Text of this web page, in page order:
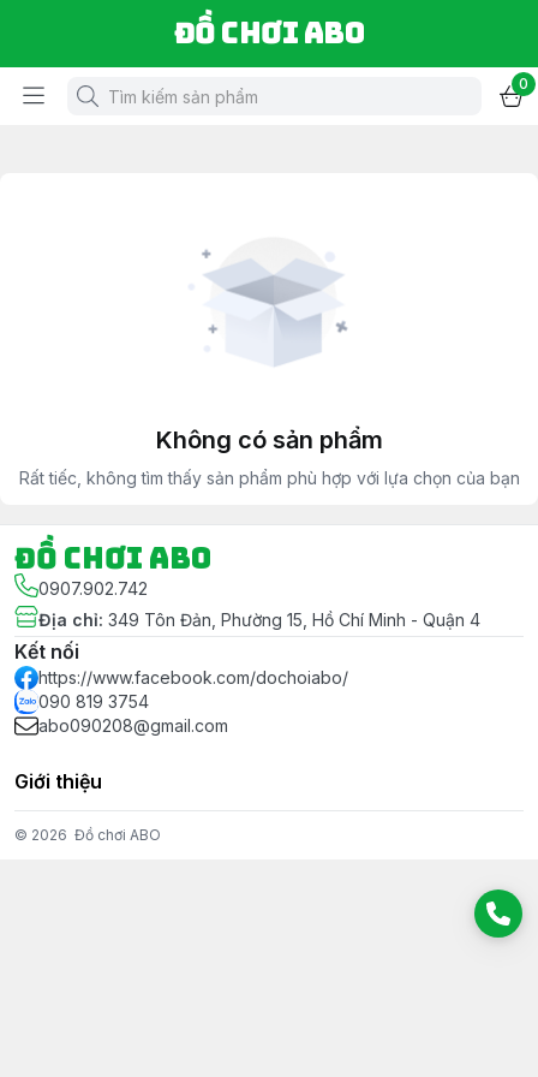
Đồ chơi ABO
0
Không có sản phẩm
Rất tiếc, không tìm thấy sản phẩm phù hợp với lựa chọn của bạn
Đồ chơi ABO
0907.902.742
Địa chỉ: 349 Tôn Đản, Phường 15, Hồ Chí Minh - Quận 4
Kết nối
https://www.facebook.com/dochoiabo/
090 819 3754
abo090208@gmail.com
Giới thiệu
© 2026 Đồ chơi ABO